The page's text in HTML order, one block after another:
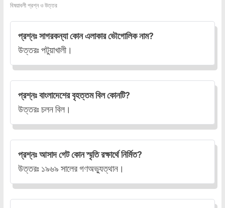
বিষয়াবলী প্রশ্ন ও উত্তর
প্রশ্নঃ সাগরকন্যা কোন এলাকার ভৌগোলিক নাম?
উত্তরঃ পটুয়াখালী।
প্রশ্নঃ বাংলাদেশের বৃহত্তম বিল কোনটি?
উত্তরঃ চলন বিল।
প্রশ্নঃ আসাদ গেট কোন স্মৃতি রক্ষার্থে নির্মিত?
উত্তরঃ ১৯৬৯ সালের গণঅভ্যুত্থান।